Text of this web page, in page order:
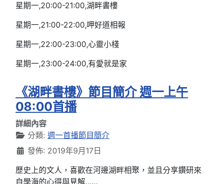
星期一,20:00-21:00,湖畔書樓
星期一,21:00-22:00,呷好道相報
星期一,22:00-23:00,心靈小棧
星期一,23:00-24:00,有愛就是家
《湖畔書樓》節目簡介 週一上午
08:00首播
詳細內容
分類: 週一首播節目簡介
發佈: 2019年9月17日
歷史上的文人，喜歡在河邊湖畔相聚，並且分享鑽研來
自學海的心得與見解……